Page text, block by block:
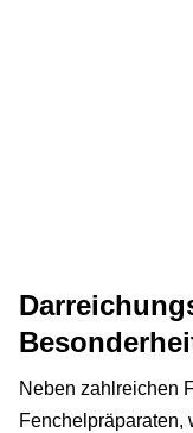
Neben zahlreichen
Fenchelpräparaten,